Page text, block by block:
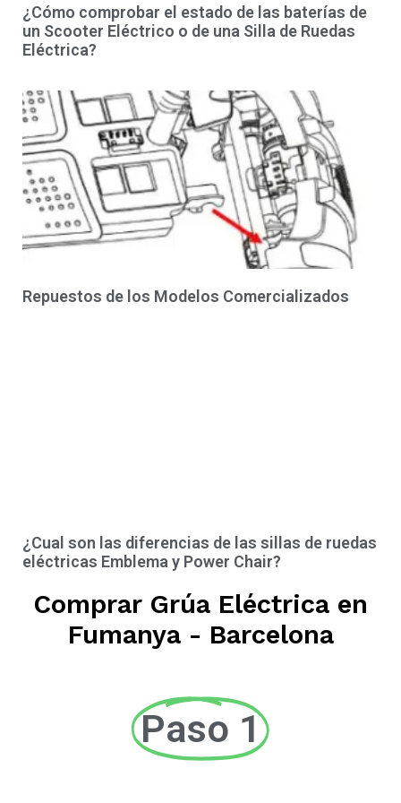
¿Cómo comprobar el estado de las baterías de
un Scooter Eléctrico o de una Silla de Ruedas
Eléctrica?
Repuestos de los Modelos Comercializados
¿Cual son las diferencias de las sillas de ruedas
eléctricas Emblema y Power Chair?
Comprar Grúa Eléctrica en
Fumanya - Barcelona
Paso 1